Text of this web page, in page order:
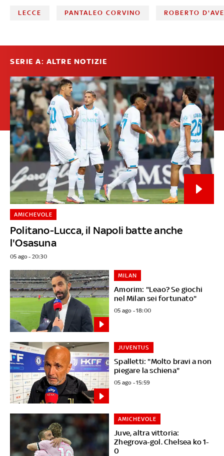
LECCE PANTALEO CORVINO ROBERTO
SERIE A: ALTRE NOTIZIE
Politano-Lucca, il Napoli batte anche
l'Osasuna
AMICHEVOLE
05 ago - 20:30
Amorim: "Leao? Se giochi
nel Milan sei fortunato"
MILAN
05 ago - 18:00
Spalletti: "Molto bravi a non
piegare la schiena"
JUVENTUS
05 ago - 15:59
Juve, altra vittoria:
Zhegrova-gol. Chelsea ko 1-
0
AMICHEVOLE